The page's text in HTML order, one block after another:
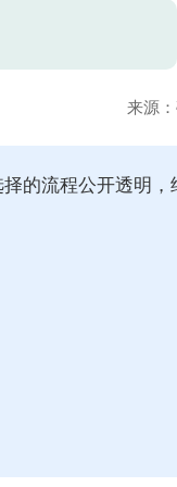
来源：
的流程公开透明，